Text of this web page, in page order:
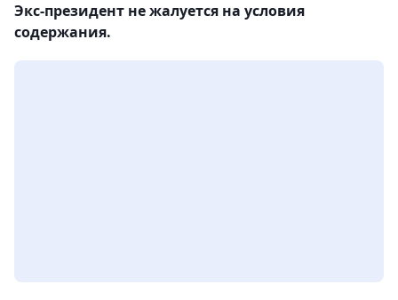
Экс-президент не жалуется на условия
содержания.